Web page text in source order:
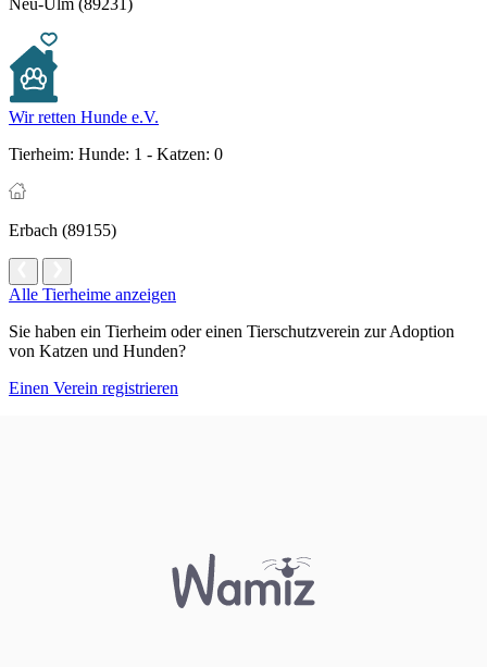
Neu-Ulm (89231)
Wir retten Hunde e.V.
Tierheim: Hunde: 1 - Katzen: 0
Erbach (89155)
Alle Tierheime anzeigen
Sie haben ein Tierheim oder einen Tierschutzverein zur Adoption
von Katzen und Hunden?
Einen Verein registrieren